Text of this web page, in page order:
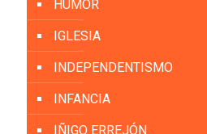
HUMOR
IGLESIA
INDEPENDENTISMO
INFANCIA
IÑIGO ERREJÓN